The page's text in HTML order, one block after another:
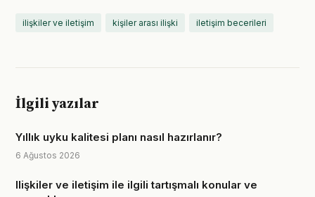
ilişkiler ve iletişim kişiler arası ilişki iletişim becerileri
İlgili yazılar
Yıllık uyku kalitesi planı nasıl hazırlanır?
6 Ağustos 2026
Ilişkiler ve iletişim ile ilgili tartışmalı konular ve